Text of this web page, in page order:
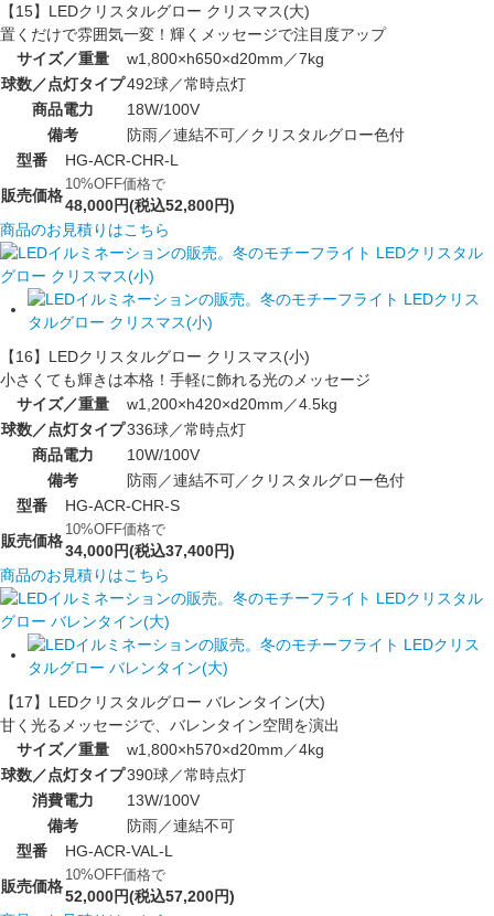
【15】LEDクリスタルグロー クリスマス(大)
置くだけで雰囲気一変！輝くメッセージで注目度アップ
サイズ／重量
w1,800×h650×d20mm／7kg
球数／点灯タイプ492球／常時点灯
商品電力
18W/100V
備考
防雨／連結不可／クリスタルグロー色付
型番
HG-ACR-CHR-L
販売価格
10%OFF価格で
48,000円(税込52,800円)
商品のお見積りはこちら
【16】LEDクリスタルグロー クリスマス(小)
小さくても輝きは本格！手軽に飾れる光のメッセージ
サイズ／重量
w1,200×h420×d20mm／4.5kg
球数／点灯タイプ336球／常時点灯
商品電力
10W/100V
備考
防雨／連結不可／クリスタルグロー色付
型番
HG-ACR-CHR-S
販売価格
10%OFF価格で
34,000円(税込37,400円)
商品のお見積りはこちら
【17】LEDクリスタルグロー バレンタイン(大)
甘く光るメッセージで、バレンタイン空間を演出
サイズ／重量
w1,800×h570×d20mm／4kg
球数／点灯タイプ390球／常時点灯
消費電力
13W/100V
備考
防雨／連結不可
型番
HG-ACR-VAL-L
販売価格
10%OFF価格で
52,000円(税込57,200円)